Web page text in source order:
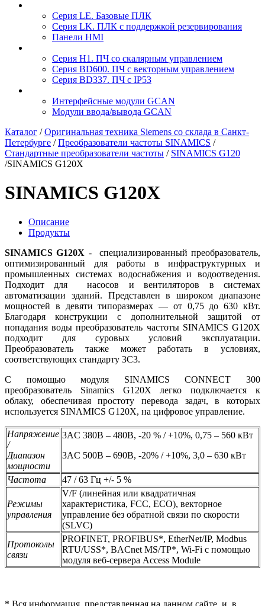
Серия LE. Базовые ПЛК
Серия LK. ПЛК с поддержкой резервирования
Панели HMI
Серия H1. ПЧ со скалярным управлением
Серия BD600. ПЧ с векторным управлением
Серия BD337. ПЧ с IP53
Интерфейсные модули GCAN
Модули ввода/вывода GCAN
Каталог / Оригинальная техника Siemens со склада в Санкт-
Петербурге / Преобразователи частоты SINAMICS /
Стандартные преобразователи частоты / SINAMICS G120
/SINAMICS G120X
SINAMICS G120X
Описание
Продукты
SINAMICS G120X - специализированный преобразователь,
оптимизированный для работы в инфраструктурных и
промышленных системах водоснабжения и водоотведения.
Подходит для насосов и вентиляторов в системах
автоматизации зданий. Представлен в широком диапазоне
мощностей в девяти типоразмерах — от 0,75 до 630 кВт.
Благодаря конструкции с дополнительной защитой от
попадания воды преобразователь частоты SINAMICS G120X
подходит для суровых условий эксплуатации.
Преобразователь также может работать в условиях,
соответствующих стандарту 3C3.
С помощью модуля SINAMICS CONNECT 300
преобразователь Sinamics G120X легко подключается к
облаку, обеспечивая простоту перевода задач, в которых
используется SINAMICS G120X, на цифровое управление.
Напряжение
/
Диапазон
мощности
3AC 380В – 480В, -20 % / +10%, 0,75 – 560 кВт
3AC 500В – 690В, -20% / +10%, 3,0 – 630 кВт
Частота 47 / 63 Гц +/- 5 %
Режимы
управления
V/F (линейная или квадратичная
характеристика, FCC, ECO), векторное
управление без обратной связи по скорости
(SLVC)
Протоколы
связи
PROFINET, PROFIBUS*, EtherNet/IP, Modbus
RTU/USS*, BACnet MS/TP*, Wi-Fi с помощью
модуля веб-сервера Access Module
* Вся информация, представленная на данном сайте, и, в